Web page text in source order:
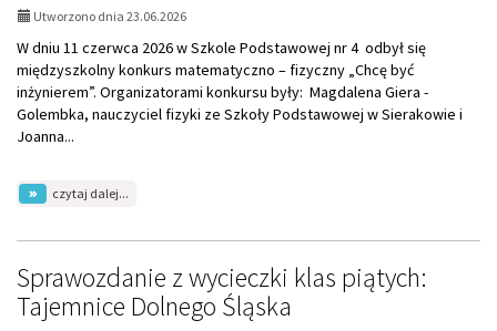
Utworzono dnia 23.06.2026
W dniu 11 czerwca 2026 w Szkole Podstawowej nr 4 odbył się
międzyszkolny konkurs matematyczno – fizyczny „Chcę być
inżynierem”. Organizatorami konkursu były: Magdalena Giera -
Golembka, nauczyciel fizyki ze Szkoły Podstawowej w Sierakowie i
Joanna...
czytaj dalej...
matematyczno
fizyczny
„Chcę
Sprawozdanie z wycieczki klas piątych:
Tajemnice Dolnego Śląska